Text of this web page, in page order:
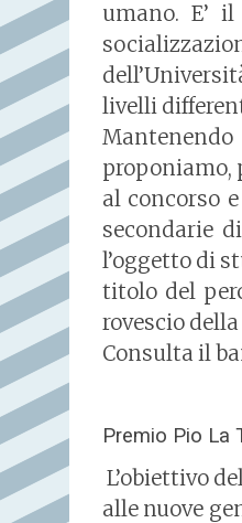
umano. E’
livelli
proponiamo,
al concorso
secondarie
l’oggetto di
titolo del
rovescio della
Consulta il
Premio Pio La
L’obiettivo
alle nuove